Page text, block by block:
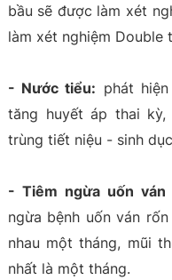
bầu sẽ được làm xét
làm xét nghiệm Double
- Nước tiểu: phát
tăng huyết áp thai
trùng tiết niệu - sinh
- Tiêm ngừa uốn ván
ngừa bệnh uốn ván
nhau một tháng, mũi
nhất là một tháng.